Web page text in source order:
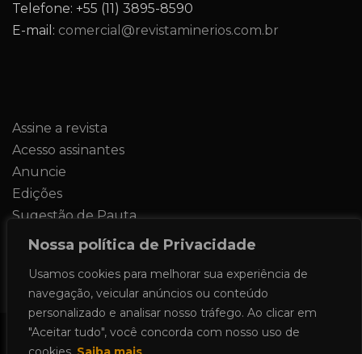
Nossa política de Privacidade
Usamos cookies para melhorar sua experiência de
navegação, veicular anúncios ou conteúdo
personalizado e analisar nosso tráfego. Ao clicar em
"Aceitar tudo", você concorda com nosso uso de
Telefone: +55 (11) 3895-8590
E-mail: comercial@revistaminerios.com.br
Assine a revista
Acesso assinantes
Anuncie
Edições
Sugestão de Pauta
Contato
Todos os direitos reservados 2024.